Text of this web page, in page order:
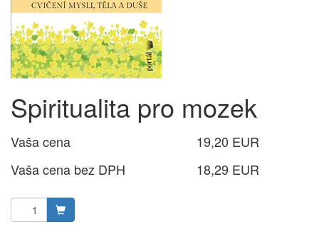
Spiritualita pro mozek
Vaša cena
19,20 EUR
Vaša cena bez DPH
18,29 EUR